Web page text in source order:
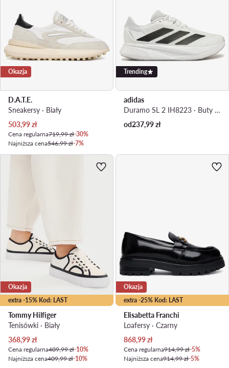
Okazja
D.A.T.E.
Sneakersy · Biały
Aktualna cena
503,99zł
Cena regularna719,99 zł-30%
Najniższa cena546,99 zł-7%
Trending
adidas
Duramo SL 2 IH8223 · Buty do biegania
od237,99zł
extra -15% Kod: LAST
Okazja
Tommy Hilfiger
Tenisówki · Biały
Aktualna cena
368,99zł
Cena regularna409,99 zł-10%
Najniższa cena409,99 zł-10%
extra -25% Kod: LAST
Okazja
Elisabetta Franchi
Loafersy · Czarny
Aktualna cena
868,99zł
Cena regularna914,99 zł-5%
Najniższa cena914,99 zł-5%